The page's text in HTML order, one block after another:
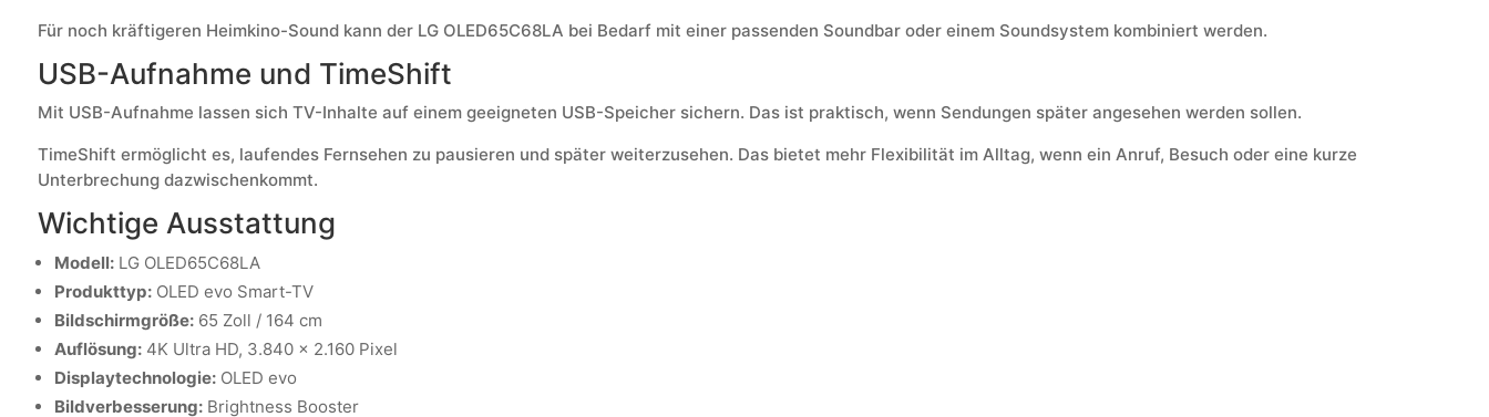
Für noch kräftigeren Heimkino-Sound kann der LG OLED65C68LA bei Bedarf mit einer passenden Soundbar oder einem Soundsystem kombiniert werden.
USB-Aufnahme und TimeShift
Mit USB-Aufnahme lassen sich TV-Inhalte auf einem geeigneten USB-Speicher sichern. Das ist praktisch, wenn Sendungen später angesehen werden sollen.
TimeShift ermöglicht es, laufendes Fernsehen zu pausieren und später weiterzusehen. Das bietet mehr Flexibilität im Alltag, wenn ein Anruf, Besuch oder eine kurze
Unterbrechung dazwischenkommt.
Wichtige Ausstattung
Modell:LG OLED65C68LA
Produkttyp:OLED evo Smart-TV
Bildschirmgröße:65 Zoll / 164 cm
Auflösung:4K Ultra HD, 3.840 x 2.160 Pixel
Displaytechnologie:OLED evo
Bildverbesserung:Brightness Booster